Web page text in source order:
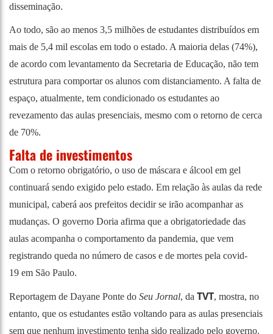
disseminação.
Ao todo, são ao menos 3,5 milhões de estudantes distribuídos em
mais de 5,4 mil escolas em todo o estado. A maioria delas (74%),
de acordo com levantamento da Secretaria de Educação, não tem
estrutura para comportar os alunos com distanciamento. A falta de
espaço, atualmente, tem condicionado os estudantes ao
revezamento das aulas presenciais, mesmo com o retorno de cerca
de 70%.
Falta de investimentos
Com o retorno obrigatório, o uso de máscara e álcool em gel
continuará sendo exigido pelo estado. Em relação às aulas da rede
municipal, caberá aos prefeitos decidir se irão acompanhar as
mudanças. O governo Doria afirma que a obrigatoriedade das
aulas acompanha o comportamento da pandemia, que vem
registrando queda no número de casos e de mortes pela covid-
19 em São Paulo.
Reportagem de Dayane Ponte do Seu Jornal, da TVT, mostra, no
entanto, que os estudantes estão voltando para as aulas presenciais
sem que nenhum investimento tenha sido realizado pelo governo.